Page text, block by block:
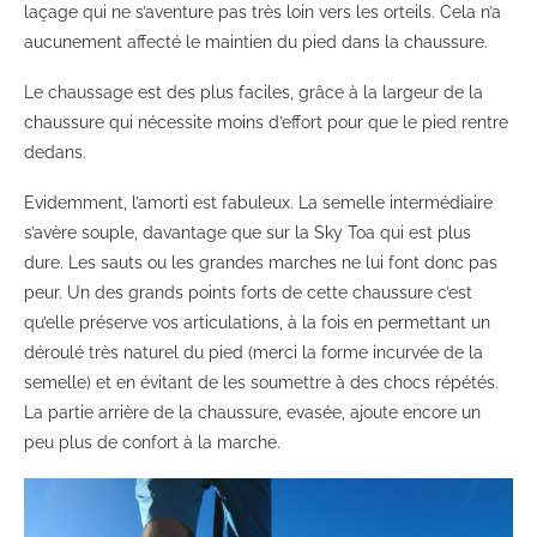
laçage qui ne s’aventure pas très loin vers les orteils. Cela n’a
aucunement affecté le maintien du pied dans la chaussure.
Le chaussage est des plus faciles, grâce à la largeur de la
chaussure qui nécessite moins d’effort pour que le pied rentre
dedans.
Evidemment, l’amorti est fabuleux. La semelle intermédiaire
s’avère souple, davantage que sur la Sky Toa qui est plus
dure. Les sauts ou les grandes marches ne lui font donc pas
peur. Un des grands points forts de cette chaussure c’est
qu’elle préserve vos articulations, à la fois en permettant un
déroulé très naturel du pied (merci la forme incurvée de la
semelle) et en évitant de les soumettre à des chocs répétés.
La partie arrière de la chaussure, evasée, ajoute encore un
peu plus de confort à la marche.